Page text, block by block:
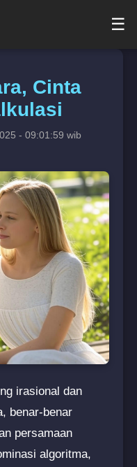
☰
Cinta
- 09:01:59 wib
irasional dan
benar-benar
persamaan
algoritma,